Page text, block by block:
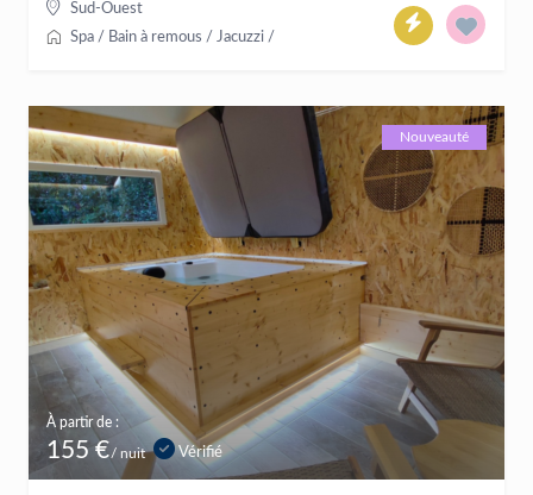
Sud-Ouest
Spa / Bain à remous / Jacuzzi /
À partir de :
155 €/ nuit
Nouveauté
Vérifié